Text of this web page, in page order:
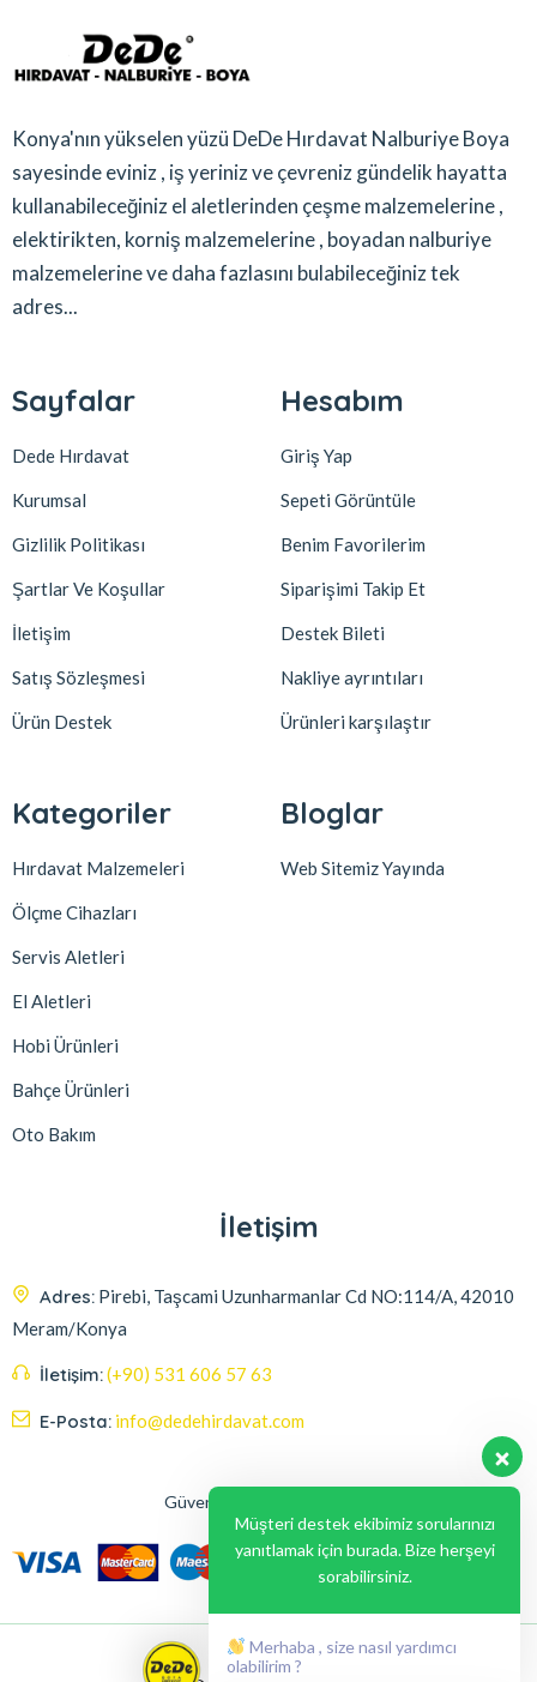
Konya'nın yükselen yüzü DeDe Hırdavat Nalburiye Boya
sayesinde eviniz , iş yeriniz ve çevreniz gündelik hayatta
kullanabileceğiniz el aletlerinden çeşme malzemelerine ,
elektirikten, korniş malzemelerine , boyadan nalburiye
malzemelerine ve daha fazlasını bulabileceğiniz tek
adres...
Sayfalar
Dede Hırdavat
Kurumsal
Gizlilik Politikası
Şartlar Ve Koşullar
İletişim
Satış Sözleşmesi
Ürün Destek
Hesabım
Giriş Yap
Sepeti Görüntüle
Benim Favorilerim
Siparişimi Takip Et
Destek Bileti
Nakliye ayrıntıları
Ürünleri karşılaştır
Kategoriler
Hırdavat Malzemeleri
Ölçme Cihazları
Servis Aletleri
El Aletleri
Hobi Ürünleri
Bahçe Ürünleri
Oto Bakım
Bloglar
Web Sitemiz Yayında
İletişim
Adres: Pirebi, Taşcami Uzunharmanlar Cd NO:114/A, 42010
Meram/Konya
İletişim:(+90) 531 606 57 63
E-Posta: info@dedehirdavat.com
Güvenli Ödeme Seçenekleri
Müşteri destek ekibimiz sorularınızı
yanıtlamak için burada. Bize herşeyi
sorabilirsiniz.
Merhaba , size nasıl yardımcı
olabilirim ?